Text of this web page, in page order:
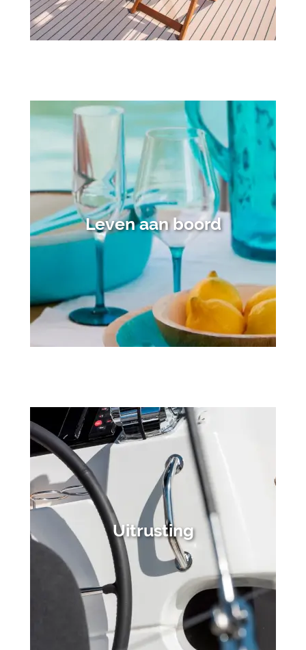
Leven aan boord
Uitrusting